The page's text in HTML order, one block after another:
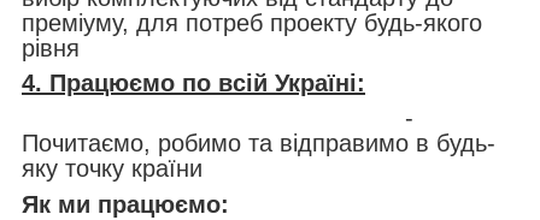
преміуму, для потреб проекту будь-якого
рівня
4. Працюємо по всій Україні:
-
Почитаємо, робимо та відправимо в будь-
яку точку країни
Як ми працюємо: